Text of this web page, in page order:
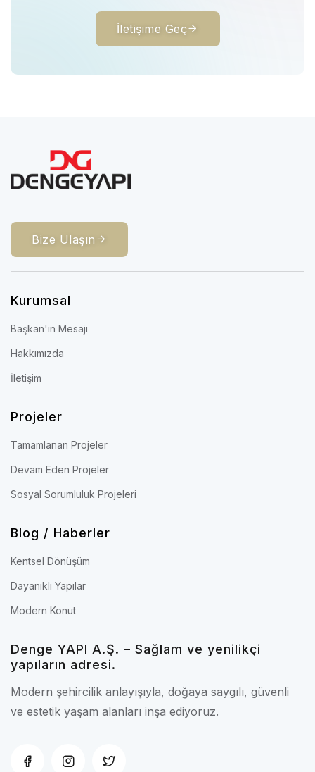
İletişime Geç
Bize Ulaşın
Kurumsal
Başkan'ın Mesajı
Hakkımızda
İletişim
Projeler
Tamamlanan Projeler
Devam Eden Projeler
Sosyal Sorumluluk Projeleri
Blog / Haberler
Kentsel Dönüşüm
Dayanıklı Yapılar
Modern Konut
Denge YAPI A.Ş. – Sağlam ve yenilikçi
yapıların adresi.
Modern şehircilik anlayışıyla, doğaya saygılı, güvenli
ve estetik yaşam alanları inşa ediyoruz.